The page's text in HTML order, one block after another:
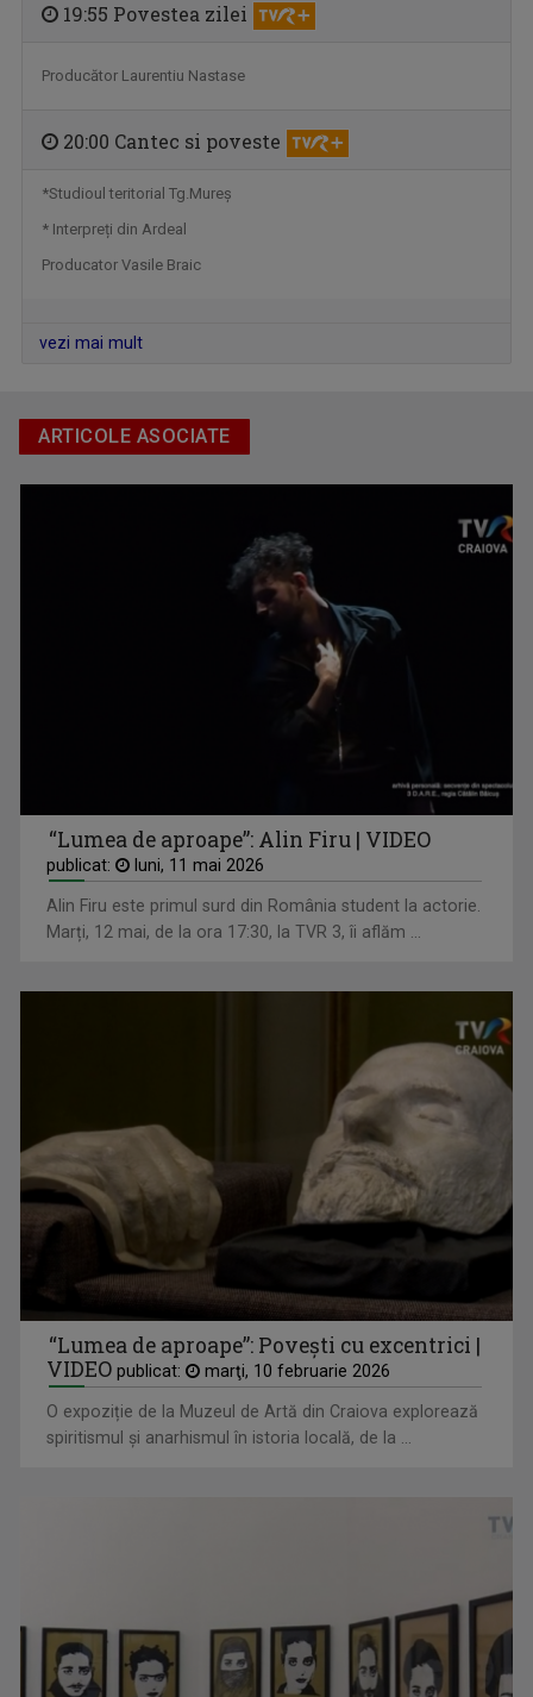
Angela Precup este Jurnalist TV Senior în ...
EMILIA NICOLAESCU
La TVR3, Emilia Nicolaescu ne aduce poveşti ...
Absolventă a Facultății de Litere, ...
VERONICA MIHOC
De peste 10 ani, Veronica Mihoc vă face poftă ...
19:55 Povestea zilei
Producător Laurentiu Nastase
20:00 Cantec si poveste
*Studioul teritorial Tg.Mureş
* Interpreți din Ardeal
Producator Vasile Braic
vezi mai mult
ARTICOLE ASOCIATE
“Lumea de aproape”: Alin Firu | VIDEO
publicat: luni, 11 mai 2026
Alin Firu este primul surd din România student la actorie.
Marți, 12 mai, de la ora 17:30, la TVR 3, îi aflăm ...
“Lumea de aproape”: Povești cu excentrici |
VIDEO publicat: marţi, 10 februarie 2026
O expoziție de la Muzeul de Artă din Craiova explorează
spiritismul și anarhismul în istoria locală, de la ...